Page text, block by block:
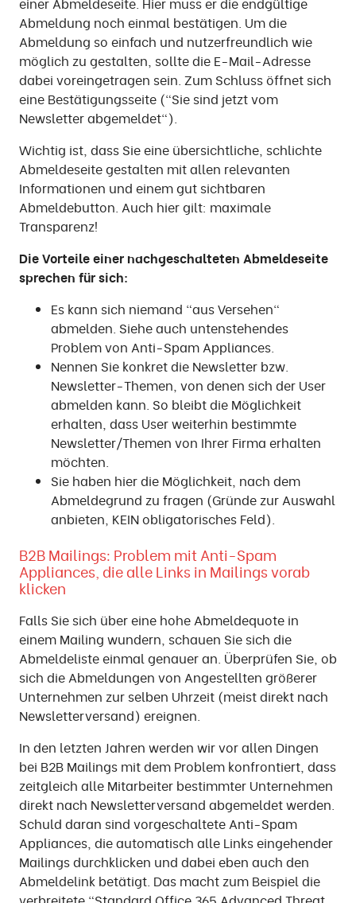
Abmeldung noch einmal bestätigen. Um die
Abmeldung so einfach und nutzerfreundlich wie
möglich zu gestalten, sollte die E-Mail-Adresse
dabei voreingetragen sein. Zum Schluss öffnet sich
eine Bestätigungsseite ("Sie sind jetzt vom
Newsletter abgemeldet").
Wichtig ist, dass Sie eine übersichtliche, schlichte
Abmeldeseite gestalten mit allen relevanten
Informationen und einem gut sichtbaren
Abmeldebutton. Auch hier gilt: maximale
Transparenz!
Die Vorteile einer nachgeschalteten Abmeldeseite
sprechen für sich:
Es kann sich niemand "aus Versehen"
abmelden. Siehe auch untenstehendes
Problem von Anti-Spam Appliances.
Nennen Sie konkret die Newsletter bzw.
Newsletter-Themen, von denen sich der User
abmelden kann. So bleibt die Möglichkeit
erhalten, dass User weiterhin bestimmte
Newsletter/Themen von Ihrer Firma erhalten
möchten.
Sie haben hier die Möglichkeit, nach dem
Abmeldegrund zu fragen (Gründe zur Auswahl
anbieten, KEIN obligatorisches Feld).
B2B Mailings: Problem mit Anti-Spam
Appliances, die alle Links in Mailings vorab
klicken
Falls Sie sich über eine hohe Abmeldequote in
einem Mailing wundern, schauen Sie sich die
Abmeldeliste einmal genauer an. Überprüfen Sie, ob
sich die Abmeldungen von Angestellten größerer
Unternehmen zur selben Uhrzeit (meist direkt nach
Newsletterversand) ereignen.
In den letzten Jahren werden wir vor allen Dingen
bei B2B Mailings mit dem Problem konfrontiert, dass
zeitgleich alle Mitarbeiter bestimmter Unternehmen
direkt nach Newsletterversand abgemeldet werden.
Schuld daran sind vorgeschaltete Anti-Spam
Appliances, die automatisch alle Links eingehender
Mailings durchklicken und dabei eben auch den
Abmeldelink betätigt. Das macht zum Beispiel die